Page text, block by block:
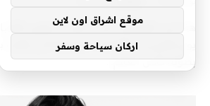
هذه هي القصص التي تتصدر عناوين
يوم الخميس.العلامات التجارية التي
بطولة كأس العالم…
موقع اشراق اون لاين
اركان سياحة وسفر